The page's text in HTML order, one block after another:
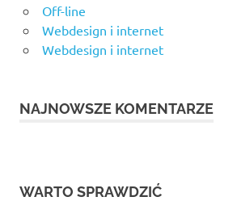
Off-line
Webdesign i internet
Webdesign i internet
NAJNOWSZE KOMENTARZE
WARTO SPRAWDZIĆ